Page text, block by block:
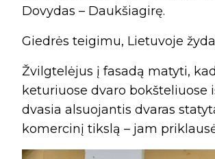
Dovydas – Daukšiagirę.
Giedrės teigimu, Lietuvoje
Žvilgtelėjus į fasadą matyti,
keturiuose dvaro
dvasia alsuojantis dvaras
komercinį tikslą – jam